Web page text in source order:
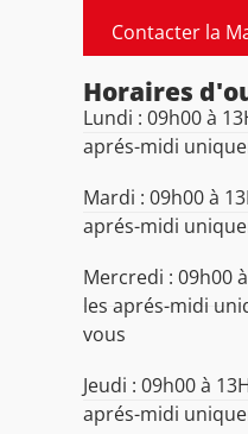
Contacter la
Horaires
Lundi : 09h00 à
aprés-midi
Mardi : 09h00 à
aprés-midi
Mercredi : 09h00
les aprés-midi
vous
Jeudi : 09h00 à
aprés-midi